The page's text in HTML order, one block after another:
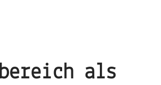
als